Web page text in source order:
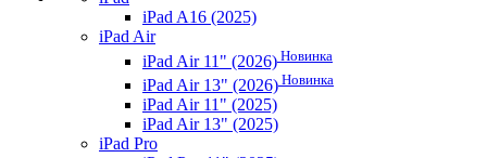
iPad A16 (2025)
iPad Air
iPad Air 11" (2026) Новинка
iPad Air 13" (2026) Новинка
iPad Air 11" (2025)
iPad Air 13" (2025)
iPad Pro